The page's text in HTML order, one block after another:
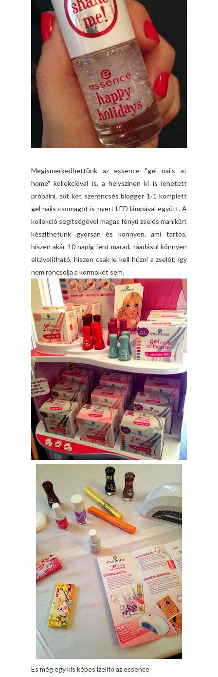
Megismerkedhettünk az essence "gel nails at
home" kollekcióval is, a helyszínen ki is lehetett
próbálni, sőt két szerencsés blogger 1-1 komplett
gel nails csomagot is nyert LED lámpával együtt. A
kollekció segítségével magas fényű zselés manikűrt
készíthetünk gyorsan és könnyen, ami tartós,
hiszen akár 10 napig fent marad, ráadásul könnyen
eltávolítható, hiszen csak le kell húzni a zselét, így
nem roncsolja a körmöket sem.
És még egy kis képes ízelítő az essence